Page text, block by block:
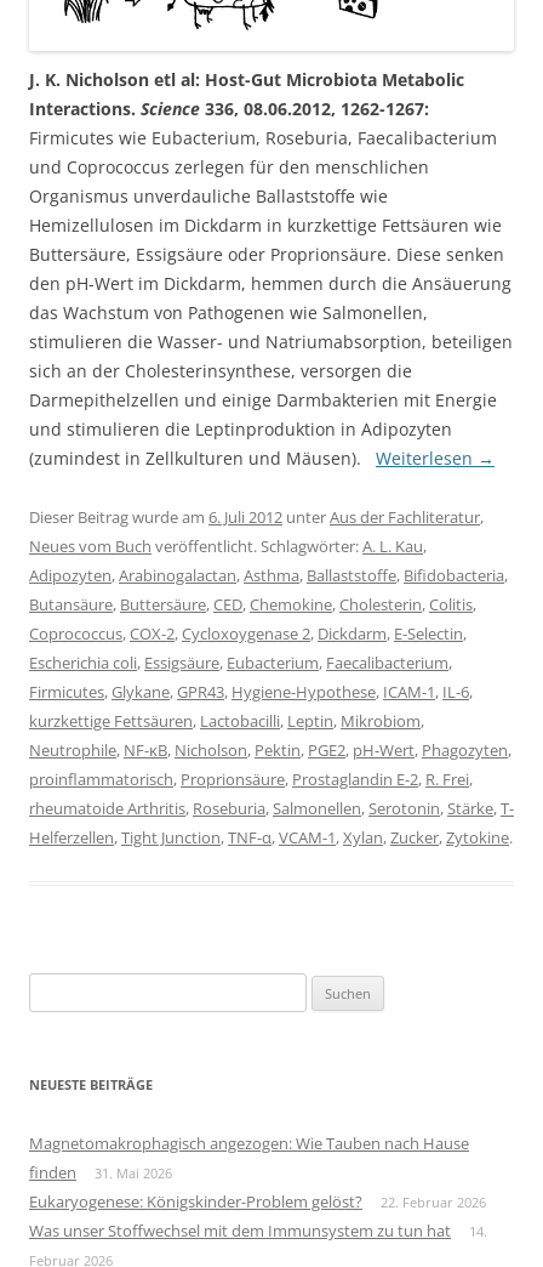
J. K. Nicholson etl al: Host-Gut Microbiota Metabolic
Interactions. Science 336, 08.06.2012, 1262-1267:
Firmicutes wie Eubacterium, Roseburia, Faecalibacterium
und Coprococcus zerlegen für den menschlichen
Organismus unverdauliche Ballaststoffe wie
Hemizellulosen im Dickdarm in kurzkettige Fettsäuren wie
Buttersäure, Essigsäure oder Proprionsäure. Diese senken
den pH-Wert im Dickdarm, hemmen durch die Ansäuerung
das Wachstum von Pathogenen wie Salmonellen,
stimulieren die Wasser- und Natriumabsorption, beteiligen
sich an der Cholesterinsynthese, versorgen die
Darmepithelzellen und einige Darmbakterien mit Energie
und stimulieren die Leptinproduktion in Adipozyten
(zumindest in Zellkulturen und Mäusen). Weiterlesen →
Dieser Beitrag wurde am 6. Juli 2012 unterAus der Fachliteratur,
Neues vom Buch veröffentlicht. Schlagwörter:A. L. Kau,
Adipozyten,Arabinogalactan,Asthma, Ballaststoffe, Bifidobacteria,
Butansäure, Buttersäure,CED,Chemokine,Cholesterin,Colitis,
Coprococcus,COX-2,Cycloxoygenase 2, Dickdarm, E-Selectin,
Escherichia coli, Essigsäure, Eubacterium, Faecalibacterium,
Firmicutes,Glykane,GPR43, Hygiene-Hypothese, ICAM-1, IL-6,
kurzkettige Fettsäuren, Lactobacilli, Leptin, Mikrobiom,
Neutrophile, NF-κB, Nicholson, Pektin, PGE2, pH-Wert, Phagozyten,
proinflammatorisch, Proprionsäure, Prostaglandin E-2, R. Frei,
rheumatoide Arthritis, Roseburia,Salmonellen,Serotonin,Stärke,T-
Helferzellen,Tight Junction,TNF-α,VCAM-1,Xylan,Zucker,Zytokine.
nach:
NEUESTE BEITRÄGE
Magnetomakrophagisch angezogen: Wie Tauben nach Hause
finden
31. Mai 2026
Eukaryogenese: Königskinder-Problem gelöst? 22. Februar 2026
Was unser Stoffwechsel mit dem Immunsystem zu tun hat
14.
Februar 2026